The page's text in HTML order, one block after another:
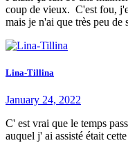
coup de vieux. C'est fou,
mais je n'ai que très peu de
Lina-Tillina
January 24, 2022
C' est vrai que le temps
auquel j' ai assisté était